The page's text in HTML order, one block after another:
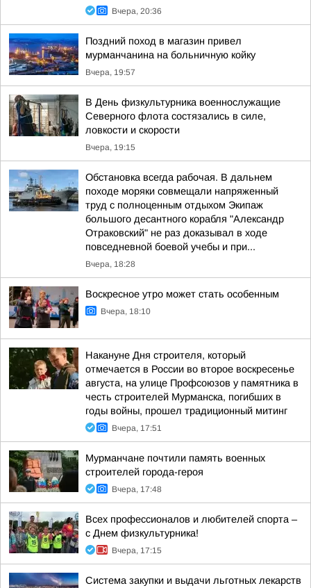
Вчера, 20:36
Поздний поход в магазин привел
мурманчанина на больничную койку
Вчера, 19:57
В День физкультурника военнослужащие
Северного флота состязались в силе,
ловкости и скорости
Вчера, 19:15
Обстановка всегда рабочая. В дальнем
походе моряки совмещали напряженный
труд с полноценным отдыхом Экипаж
большого десантного корабля "Александр
Отраковский" не раз доказывал в ходе
повседневной боевой учебы и при...
Вчера, 18:28
Воскресное утро может стать особенным
Вчера, 18:10
Накануне Дня строителя, который
отмечается в России во второе воскресенье
августа, на улице Профсоюзов у памятника в
честь строителей Мурманска, погибших в
годы войны, прошел традиционный митинг
Вчера, 17:51
Мурманчане почтили память военных
строителей города-героя
Вчера, 17:48
Всех профессионалов и любителей спорта –
с Днем физкультурника!
Вчера, 17:15
Система закупки и выдачи льготных лекарств